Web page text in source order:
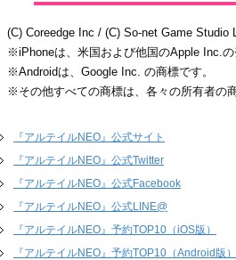
(C) Coreedge Inc / (C) So-net Game Studio
※iPhoneは、米国および他国のApple Inc.の
※Androidは、Google Inc. の商標です。
※その他すべての商標は、各々の所有者の
『アルテイルNEO』公式サイト
『アルテイルNEO』公式Twitter
『アルテイルNEO』公式Facebook
『アルテイルNEO』公式LINE@
『アルテイルNEO』予約TOP10（iOS版）
『アルテイルNEO』予約TOP10（Android版）